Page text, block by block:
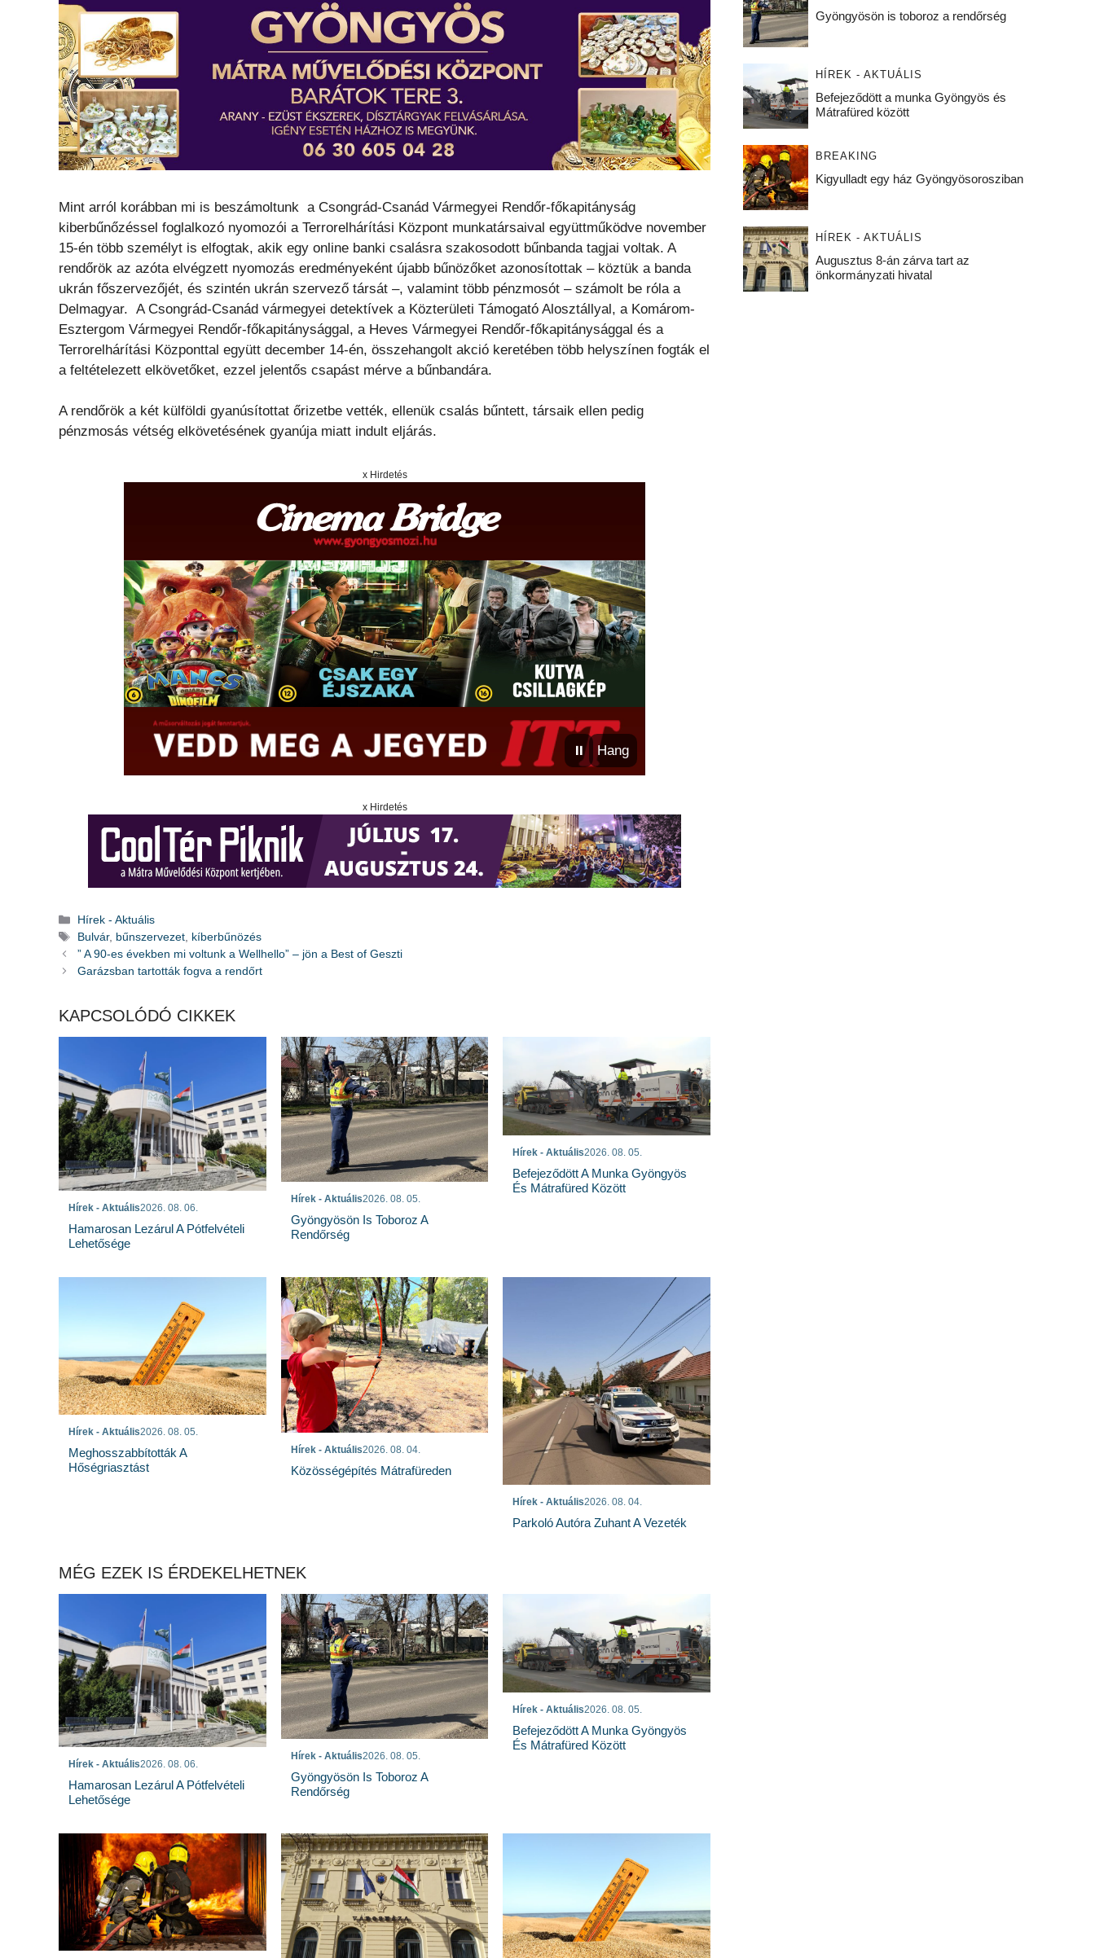
Mint arról korábban mi is beszámoltunk a Csongrád-Csanád Vármegyei Rendőr-főkapitányság
kiberbűnőzéssel foglalkozó nyomozói a Terrorelhárítási Központ munkatársaival együttműködve november
15-én több személyt is elfogtak, akik egy online banki csalásra szakosodott bűnbanda tagjai voltak. A
rendőrök az azóta elvégzett nyomozás eredményeként újabb bűnözőket azonosítottak – köztük a banda
ukrán főszervezőjét, és szintén ukrán szervező társát –, valamint több pénzmosót – számolt be róla a
Delmagyar. A Csongrád-Csanád vármegyei detektívek a Közterületi Támogató Alosztállyal, a Komárom-
Esztergom Vármegyei Rendőr-főkapitánysággal, a Heves Vármegyei Rendőr-főkapitánysággal és a
Terrorelhárítási Központtal együtt december 14-én, összehangolt akció keretében több helyszínen fogták el
a feltételezett elkövetőket, ezzel jelentős csapást mérve a bűnbandára.
A rendőrök a két külföldi gyanúsítottat őrizetbe vették, ellenük csalás bűntett, társaik ellen pedig
pénzmosás vétség elkövetésének gyanúja miatt indult eljárás.
x Hirdetés
⏸ Hang
x Hirdetés
Kategória
Hírek - Aktuális
Címkék
Bulvár, bűnszervezet, kíberbűnözés
” A 90-es években mi voltunk a Wellhello” – jön a Best of Geszti
Garázsban tartották fogva a rendőrt
KAPCSOLÓDÓ CIKKEK
Hírek - Aktuális2026. 08. 06.
Hamarosan Lezárul A Pótfelvételi
Lehetősége
Hírek - Aktuális2026. 08. 05.
Gyöngyösön Is Toboroz A
Rendőrség
Hírek - Aktuális2026. 08. 05.
Befejeződött A Munka Gyöngyös
És Mátrafüred Között
Hírek - Aktuális2026. 08. 05.
Meghosszabbították A
Hőségriasztást
Hírek - Aktuális2026. 08. 04.
Közösségépítés Mátrafüreden
Hírek - Aktuális2026. 08. 04.
Parkoló Autóra Zuhant A Vezeték
MÉG EZEK IS ÉRDEKELHETNEK
Hírek - Aktuális2026. 08. 06.
Hamarosan Lezárul A Pótfelvételi
Lehetősége
Hírek - Aktuális2026. 08. 05.
Gyöngyösön Is Toboroz A
Rendőrség
Hírek - Aktuális2026. 08. 05.
Befejeződött A Munka Gyöngyös
És Mátrafüred Között
Gyöngyösön is toboroz a rendőrség
HÍREK - AKTUÁLIS
Befejeződött a munka Gyöngyös és
Mátrafüred között
BREAKING
Kigyulladt egy ház Gyöngyösorosziban
HÍREK - AKTUÁLIS
Augusztus 8-án zárva tart az
önkormányzati hivatal